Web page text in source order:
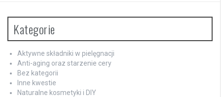
Kategorie
Aktywne składniki w pielęgnacji
Anti-aging oraz starzenie cery
Bez kategorii
Inne kwestie
Naturalne kosmetyki i DIY